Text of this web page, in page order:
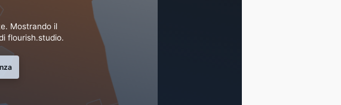
Mostrando il
flourish.studio.